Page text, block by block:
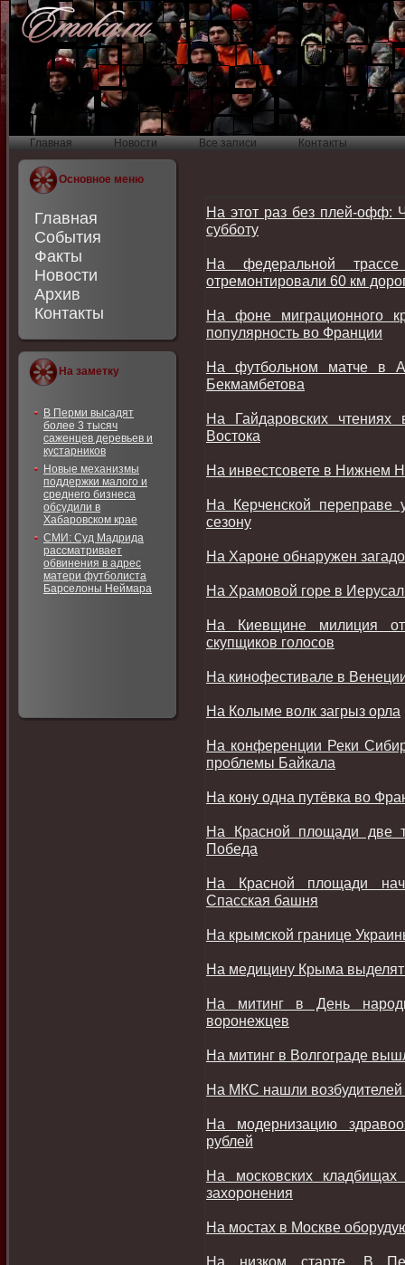
Главная Новости Все записи Контакты
Основное меню
Главная
События
Факты
Новости
Архив
Контакты
На заметку
В Перми высадят
более 3 тысяч
саженцев деревьев и
кустарников
Новые механизмы
поддержки малого и
среднего бизнеса
обсудили в
Хабаровском крае
СМИ: Суд Мадрида
рассматривает
обвинения в адрес
матери футболиста
Барселоны Неймара
На этот раз без плей-офф:
субботу
На федеральной
отремонтировали 60 км
На фоне миграционного
популярность во Франции
На футбольном матче в
Бекмамбетова
На Гайдаровских чтениях
Востока
На инвестсовете в Нижнем
На Керченской переправе
сезону
На Хароне обнаружен
На Храмовой горе в
На Киевщине милиция
скупщиков голосов
На кинофестивале в
На Колыме волк загрыз орла
На конференции Реки
проблемы Байкала
На кону одна путёвка во
На Красной площади две
Победа
На Красной площади
Спасская башня
На крымской границе
На медицину Крыма
На митинг в День
воронежцев
На митинг в Волгограде
На МКС нашли возбудителей
На модернизацию
рублей
На московских
захоронения
На мостах в Москве
На низком старте. В